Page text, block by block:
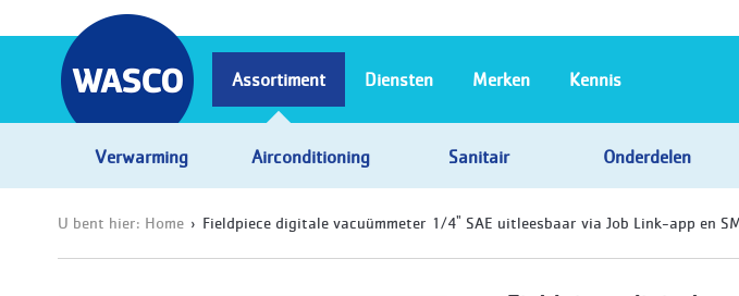
Assortiment
Verwarming Airconditioning Sanitair Onderdelen
Diensten Merken Kennis
U bent hier: Home Fieldpiece digitale vacuümmeter 1/4" SAE uitleesbaar via Job Link-app en